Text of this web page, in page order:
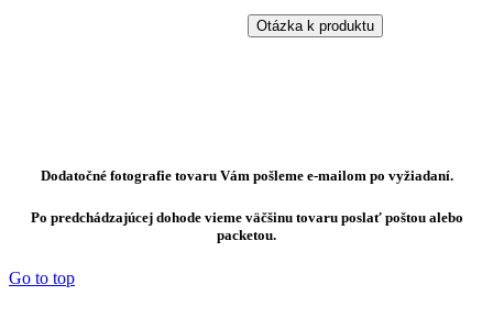
Otázka k produktu
Dodatočné fotografie tovaru Vám pošleme e-mailom po vyžiadaní.
Po predchádzajúcej dohode vieme väčšinu tovaru poslať poštou alebo
packetou.
Go to top